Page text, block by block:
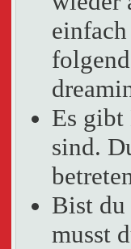
Es gibt
sind.
Bist du
musst